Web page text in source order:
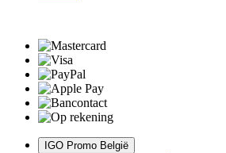
IGO Promo België